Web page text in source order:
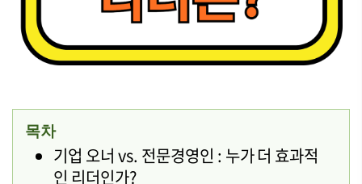
목차
기업 오너 vs. 전문경영인 : 누가 더 효과적
인 리더인가?